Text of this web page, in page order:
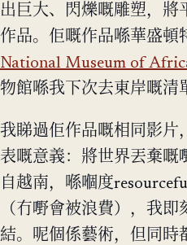
出巨大、閃爍嘅雕塑，將
作品。佢嘅作品喺華盛頓
National Museum of
物館喺我下次去東岸嘅清
我睇過佢作品嘅相同影片
表嘅意義：將世界丟棄嘅
自越南，喺嗰度
（冇嘢會被浪費），我
結。呢個係藝術，但同時